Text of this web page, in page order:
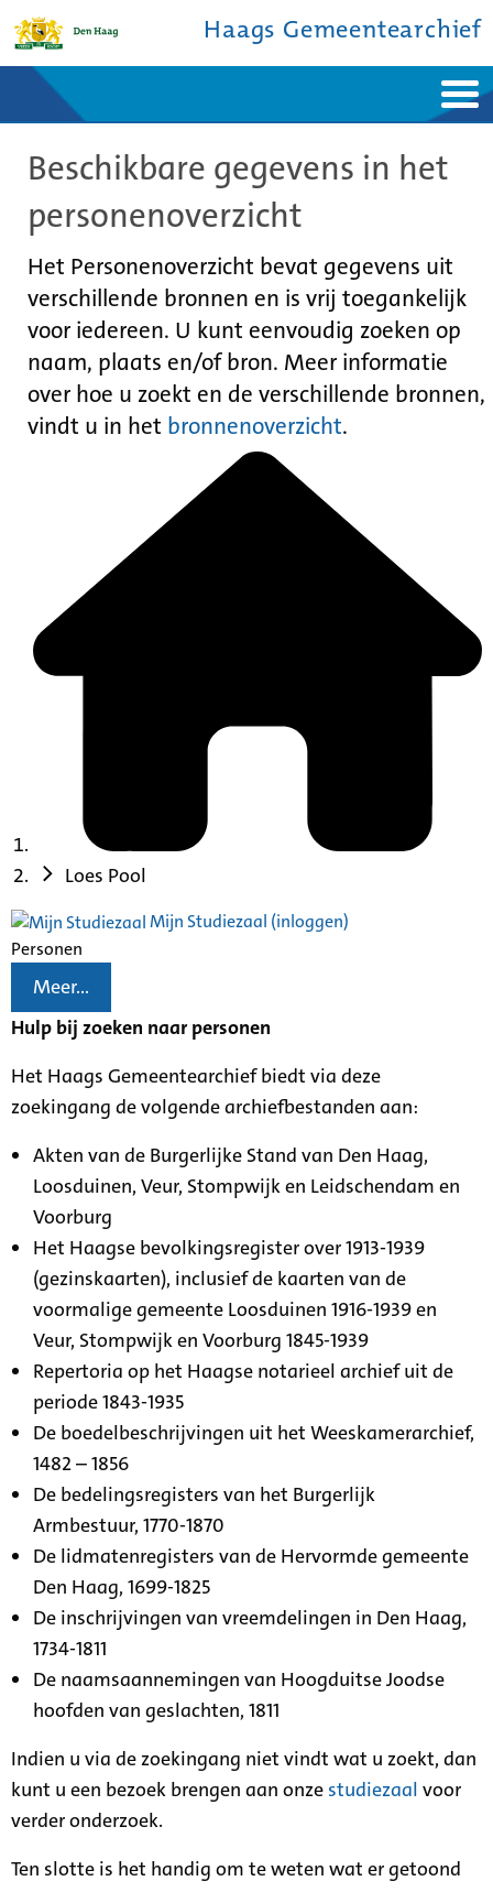
Haags Gemeentearchief
Ontdek de stad
De studiezaal
Bronnen en collecties
Contact
Beschikbare gegevens in het
personenoverzicht
Het Personenoverzicht bevat gegevens uit
verschillende bronnen en is vrij toegankelijk
voor iedereen. U kunt eenvoudig zoeken op
naam, plaats en/of bron. Meer informatie
over hoe u zoekt en de verschillende bronnen,
vindt u in het bronnenoverzicht.
Loes Pool
Mijn Studiezaal (inloggen)
Personen
Meer...
Hulp bij zoeken naar personen
Het Haags Gemeentearchief biedt via deze
zoekingang de volgende archiefbestanden aan:
Akten van de Burgerlijke Stand van Den Haag,
Loosduinen, Veur, Stompwijk en Leidschendam en
Voorburg
Het Haagse bevolkingsregister over 1913-1939
(gezinskaarten), inclusief de kaarten van de
voormalige gemeente Loosduinen 1916-1939 en
Veur, Stompwijk en Voorburg 1845-1939
Repertoria op het Haagse notarieel archief uit de
periode 1843-1935
De boedelbeschrijvingen uit het Weeskamerarchief,
1482 – 1856
De bedelingsregisters van het Burgerlijk
Armbestuur, 1770-1870
De lidmatenregisters van de Hervormde gemeente
Den Haag, 1699-1825
De inschrijvingen van vreemdelingen in Den Haag,
1734-1811
De naamsaannemingen van Hoogduitse Joodse
hoofden van geslachten, 1811
Indien u via de zoekingang niet vindt wat u zoekt, dan
kunt u een bezoek brengen aan onze studiezaal voor
verder onderzoek.
Ten slotte is het handig om te weten wat er getoond